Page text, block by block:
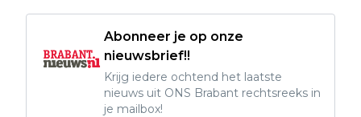
Abonneer je op onze
nieuwsbrief!!
Krijg iedere ochtend het laatste
nieuws uit ONS Brabant rechtsreeks in
je mailbox!